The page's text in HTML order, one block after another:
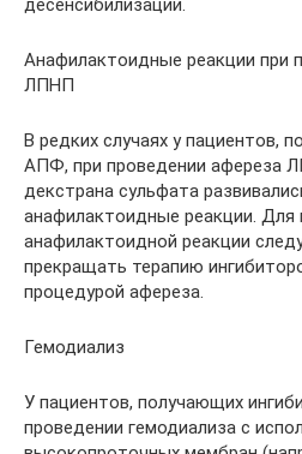
Анафилактоидные реакции при
ЛПНП
В редких случаях у пациентов,
АПФ, при проведении афереза
декстрана сульфата
анафилактоидные реакции. Для
анафилактоидной реакции
прекращать терапию
процедурой афереза.
Гемодиализ
У пациентов, получающих
проведении гемодиализа с